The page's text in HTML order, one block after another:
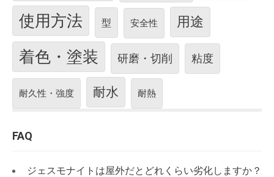
使用方法 型 安全性 用途
着色・塗装 研磨・切削 粘度
耐久性・強度 耐水 耐熱
FAQ
ジェスモナイトは屋外だとどれくらい劣化しますか？